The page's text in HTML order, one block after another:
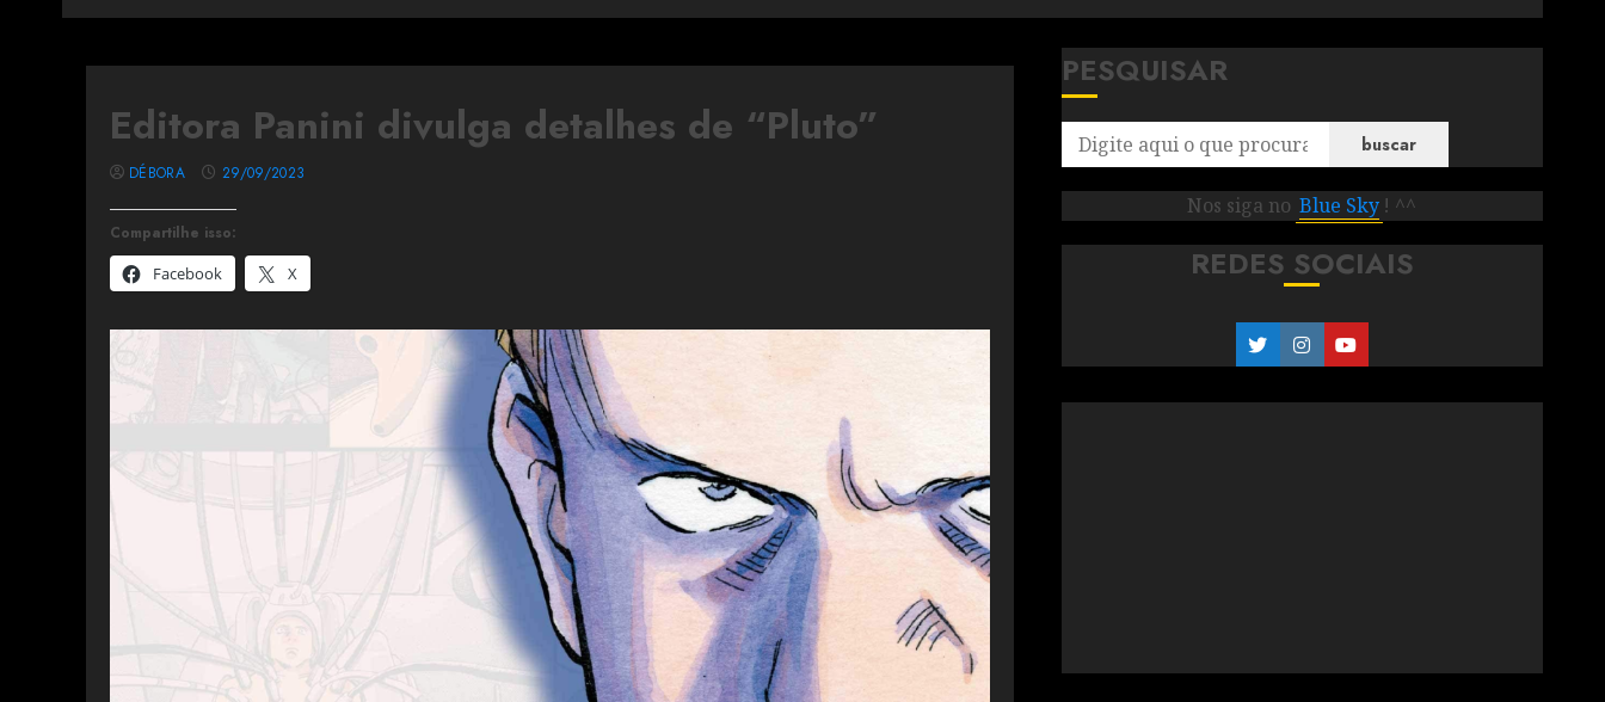
Editora Panini divulga detalhes de “Pluto”
Compartilhe isso:
Facebook
X
DÉBORA 29/09/2023
PESQUISAR
buscar
Nos siga no Blue Sky ! ^^
REDES SOCIAIS